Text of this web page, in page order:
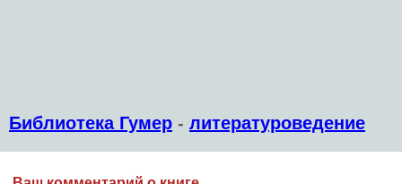
Библиотека Гумер - литературоведение